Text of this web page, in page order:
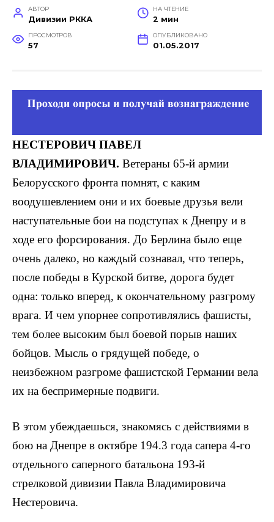
АВТОР
Дивизии РККА
НА ЧТЕНИЕ
2 мин
ПРОСМОТРОВ
57
ОПУБЛИКОВАНО
01.05.2017
НЕСТЕРОВИЧ ПАВЕЛ
ВЛАДИМИРОВИЧ. Ветераны 65-й армии
Белорусского фронта помнят, с каким
воодушевлением они и их боевые друзья вели
наступательные бои на подступах к Днепру и в
ходе его форсирования. До Берлина было еще
очень далеко, но каждый сознавал, что теперь,
после победы в Курской битве, до­рога будет
одна: только вперед, к окончательному разгрому
врага. И чем упорнее сопротивлялись фа­шисты,
тем более высоким был боевой порыв наших
бойцов. Мысль о грядущей победе, о
неизбежном разгроме фашистской Германии вела
их на беспримерные подвиги.
В этом убеждаешься, знакомясь с действиями в
бою на Днепре в октябре 194.3 года сапера 4-го
отдельного саперного батальона 193-й
стрелковой дивизии Павла Владимировича
Нестеровича.